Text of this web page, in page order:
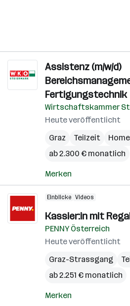
Assistenz (m/w/d)
Fertigungstechnik
Wirtschaftskammer
Heute veröffentlicht
Graz
Teilzeit
ab 2.300 € monatlich
Merken
Einblicke Videos
Kassier:in mit
PENNY Österreich
Heute veröffentlicht
Graz-Strassgang
ab 2.251 € monatlich
Merken